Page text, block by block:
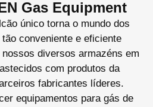
Gas Equipment
único torna o mundo dos
conveniente e eficiente
diversos armazéns em
com produtos da
fabricantes líderes.
equipamentos para gás de